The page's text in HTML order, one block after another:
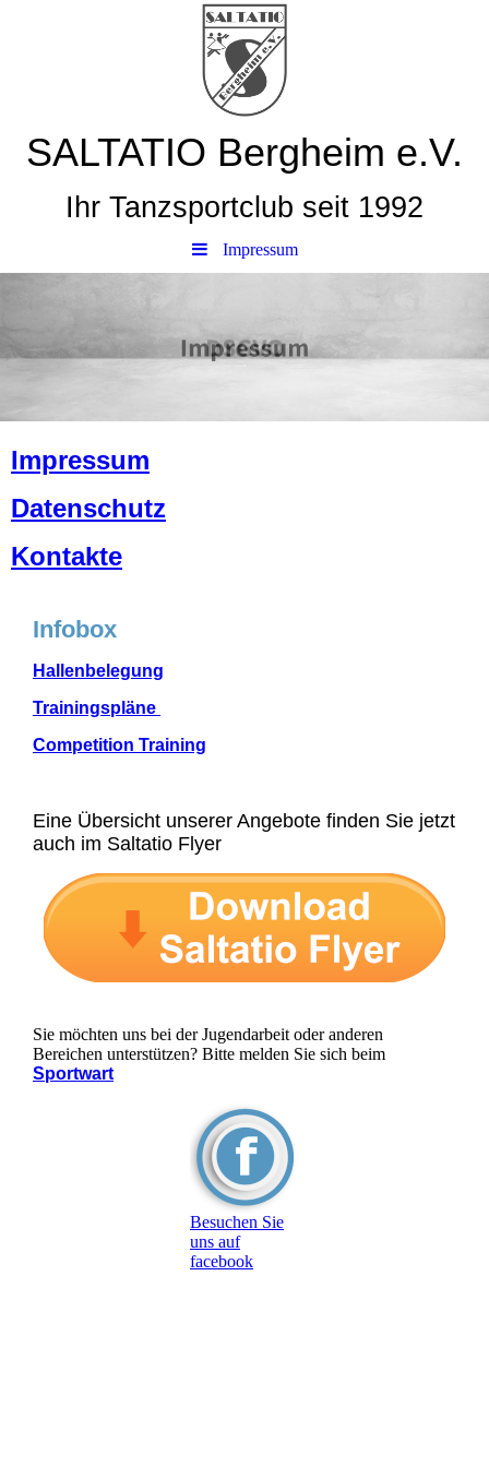
SALTATIO Bergheim e.V.
Ihr Tanzsportclub seit 1992
Impressum
Impressum
Datenschutz
Kontakte
Infobox
Hallenbelegung
Trainingspläne
Competition Training
Eine Übersicht unserer Angebote finden Sie jetzt
auch im Saltatio Flyer
Sie möchten uns bei der Jugendarbeit oder anderen
Bereichen unterstützen? Bitte melden Sie sich beim
Sportwart
Besuchen Sie
uns auf
facebook